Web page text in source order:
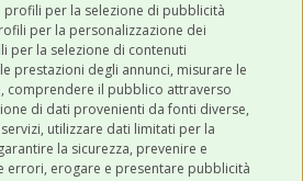
profili per la selezione di pubblicità
per la personalizzazione dei
per la selezione di contenuti
prestazioni degli annunci, misurare le
comprendere il pubblico attraverso
di dati provenienti da fonti diverse,
utilizzare dati limitati per la
la sicurezza, prevenire e
errori, erogare e presentare pubblicità
POST